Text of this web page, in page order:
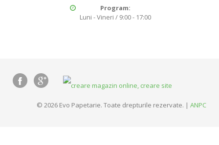
Program:
Luni - Vineri / 9:00 - 17:00
© 2026 Evo Papetarie. Toate drepturile rezervate. | ANPC